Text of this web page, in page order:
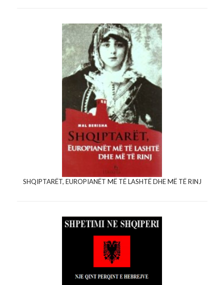
SHQIPTARËT, EUROPIANËT MË TË LASHTË DHE MË TË RINJ